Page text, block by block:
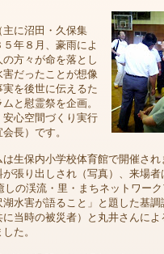
に沼田・久保集
年８月、豪雨によ
方々が命を落とし
害だったことが想像
を後世に伝えるた
と慰霊祭を企画。
心空間づくり実行
長）です。
生保内小学校体育館で開催され
張り出しされ（写真）、来場者
の渓流・里・まちネットワー
水害が語ること」と題した基調
当時の被災者）と丸井さんに
た。